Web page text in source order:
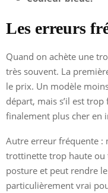
Les erreurs
Quand on achète une
très souvent. La
le prix. Un modèle
départ, mais s’il est
finalement plus cher en
Autre erreur fréquente :
trottinette trop haute ou
posture et peut rendre
particulièrement vrai